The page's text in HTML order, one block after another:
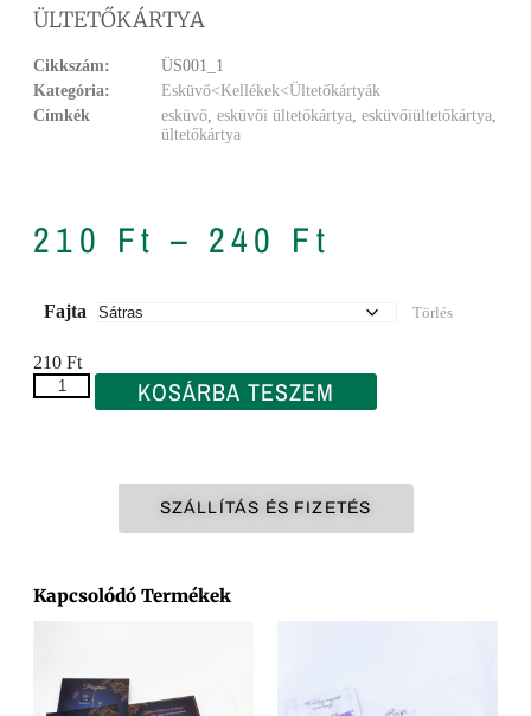
ÜLTETŐKÁRTYA
Cikkszám:
ÜS001_1
Kategória:
Esküvő<Kellékek<Ültetőkártyák
Címkék
esküvő, esküvői ültetőkártya, esküvőiültetőkártya,
ültetőkártya
210 Ft – 240 Ft
Fajta Törlés
210 Ft
KOSÁRBA TESZEM
SZÁLLÍTÁS ÉS FIZETÉS
Kapcsolódó Termékek